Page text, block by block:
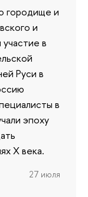
городище и
и
в
Руси в
в
эпоху
X века.
27 июля